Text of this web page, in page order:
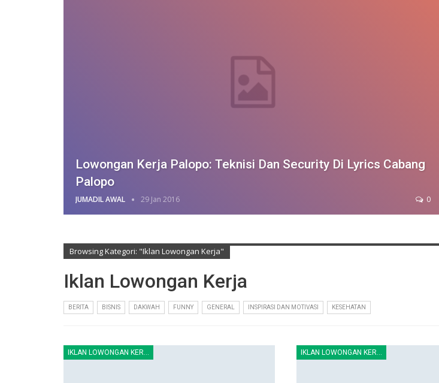
Lowongan Kerja Palopo: Teknisi Dan Security Di Lyrics Cabang
Palopo
JUMADIL AWAL 29 Jan 2016 0
Browsing Kategori: "Iklan Lowongan Kerja"
Iklan Lowongan Kerja
BERITA BISNIS DAKWAH FUNNY GENERAL INSPIRASI DAN MOTIVASI KESEHATAN
IKLAN LOWONGAN KERJA IKLAN LOWONGAN KERJA